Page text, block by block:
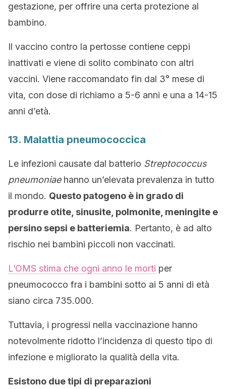
gestazione, per offrire una certa protezione al
bambino.
Il vaccino contro la pertosse contiene ceppi
inattivati e viene di solito combinato con altri
vaccini. Viene raccomandato fin dal 3° mese di
vita, con dose di richiamo a 5-6 anni e una a 14-15
anni d’età.
13. Malattia pneumococcica
Le infezioni causate dal batterio Streptococcus
pneumoniaehanno un’elevata prevalenza in tutto
il mondo. Questo patogeno è in grado di
produrre otite, sinusite, polmonite, meningite e
persino sepsi e batteriemia. Pertanto, è ad alto
rischio nei bambini piccoli non vaccinati.
L’OMS stima che ogni anno le morti per
pneumococco fra i bambini sotto ai 5 anni di età
siano circa 735.000.
Tuttavia, i progressi nella vaccinazione hanno
notevolmente ridotto l’incidenza di questo tipo di
infezione e migliorato la qualità della vita.
Esistono due tipi di preparazioni